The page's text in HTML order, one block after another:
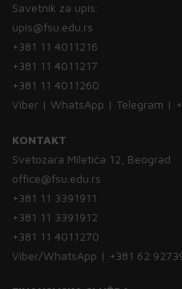
Savetnik za upis:
upis@fsu.edu.rs
+381 11 4011216
+381 11 4011217
+381 11 4011260
Viber | WhatsApp | Telegram |
KONTAKT
Svetozara Miletića 12, Beograd
office@fsu.edu.rs
+381 11 3391911
+381 11 3391912
+381 11 4011270
Viber/WhatsApp | +381 62